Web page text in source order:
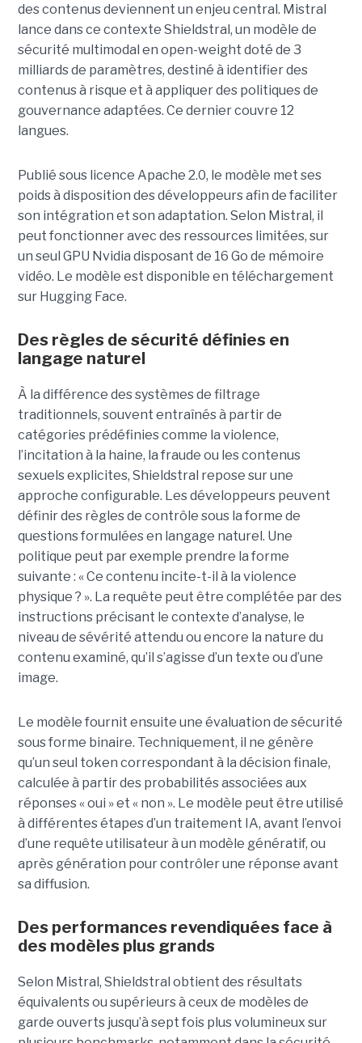
des contenus deviennent un enjeu central. Mistral
lance dans ce contexte Shieldstral, un modèle de
sécurité multimodal en open-weight doté de 3
milliards de paramètres, destiné à identifier des
contenus à risque et à appliquer des politiques de
gouvernance adaptées. Ce derniercouvre 12
langues.
Publié sous licence Apache 2.0, le modèle met ses
poids à disposition des développeurs afin de faciliter
son intégration et son adaptation. Selon Mistral, il
peut fonctionner avec des ressources limitées, sur
un seul GPU Nvidia disposant de 16 Go de mémoire
vidéo. Le modèle est disponible en téléchargement
sur Hugging Face.
Des règles de sécurité définies en
langage naturel
À la différence des systèmes de filtrage
traditionnels, souvent entraînés à partir de
catégories prédéfinies comme la violence,
l’incitation à la haine, la fraude ou les contenus
sexuels explicites, Shieldstral repose sur une
approche configurable. Les développeurs peuvent
définir des règles de contrôle sous la forme de
questions formulées en langage naturel. Une
politique peut par exemple prendre la forme
suivante : « Ce contenu incite-t-il à la violence
physique ? ». La requête peut être complétée par des
instructions précisant le contexte d’analyse, le
niveau de sévérité attendu ou encore la nature du
contenu examiné, qu’il s’agisse d’un texte ou d’une
image.
Le modèle fournit ensuite une évaluation de sécurité
sous forme binaire. Techniquement, il ne génère
qu’un seul token correspondant à la décision finale,
calculée à partir des probabilités associées aux
réponses « oui » et « non ». Le modèle peut être utilisé
à différentes étapes d’un traitement IA, avant l’envoi
d’une requête utilisateur à un modèle génératif, ou
après génération pour contrôler une réponse avant
sa diffusion.
Des performances revendiquées face à
des modèles plus grands
Selon Mistral, Shieldstral obtient des résultats
équivalents ou supérieurs à ceux de modèles de
garde ouverts jusqu’à sept fois plus volumineux sur